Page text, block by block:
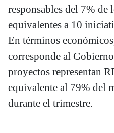
responsables del 7% de
equivalentes a 10
En términos
corresponde al
proyectos representan
equivalente al 79% del
durante el trimestre.